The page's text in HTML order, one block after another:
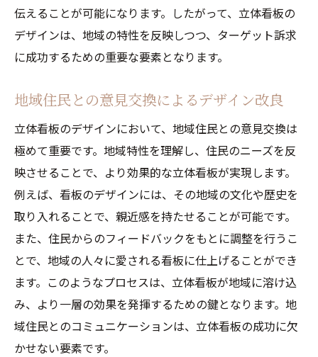
伝えることが可能になります。したがって、立体看板の
デザインは、地域の特性を反映しつつ、ターゲット訴求
に成功するための重要な要素となります。
地域住民との意見交換によるデザイン改良
立体看板のデザインにおいて、地域住民との意見交換は
極めて重要です。地域特性を理解し、住民のニーズを反
映させることで、より効果的な立体看板が実現します。
例えば、看板のデザインには、その地域の文化や歴史を
取り入れることで、親近感を持たせることが可能です。
また、住民からのフィードバックをもとに調整を行うこ
とで、地域の人々に愛される看板に仕上げることができ
ます。このようなプロセスは、立体看板が地域に溶け込
み、より一層の効果を発揮するための鍵となります。地
域住民とのコミュニケーションは、立体看板の成功に欠
かせない要素です。